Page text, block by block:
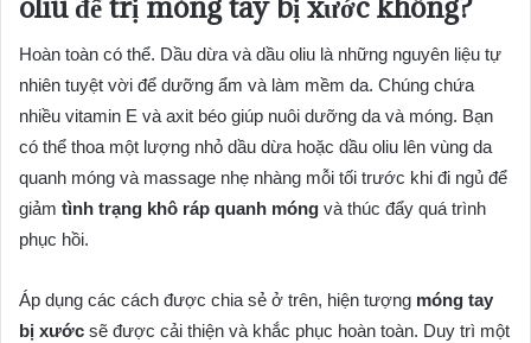
Hoàn toàn có thể. Dầu dừa và dầu oliu là những nguyên liệu tự
nhiên tuyệt vời để dưỡng ẩm và làm mềm da. Chúng chứa
nhiều vitamin E và axit béo giúp nuôi dưỡng da và móng. Bạn
có thể thoa một lượng nhỏ dầu dừa hoặc dầu oliu lên vùng da
quanh móng và massage nhẹ nhàng mỗi tối trước khi đi ngủ để
giảm tình trạng khô ráp quanh móng và thúc đẩy quá trình
phục hồi.
Áp dụng các cách được chia sẻ ở trên, hiện tượng móng tay
bị xước sẽ được cải thiện và khắc phục hoàn toàn. Duy trì một